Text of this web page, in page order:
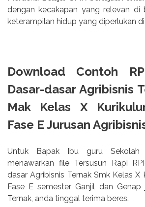
dengan kecakapan yang relevan di
keterampilan hidup yang diperlukan
Download Contoh
Dasar-dasar Agribisnis
Mak Kelas X
Fase E Jurusan
Untuk Bapak Ibu guru Sekolah
menawarkan file Tersusun Rapi
dasar Agribisnis Ternak Smk Kelas X
Fase E semester Ganjil dan Genap
Ternak, anda tinggal terima beres.